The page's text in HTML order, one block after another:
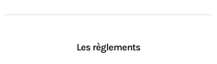
Les règlements